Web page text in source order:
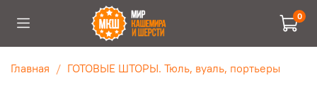
0
Главная ГОТОВЫЕ ШТОРЫ. Тюль, вуаль, портьеры